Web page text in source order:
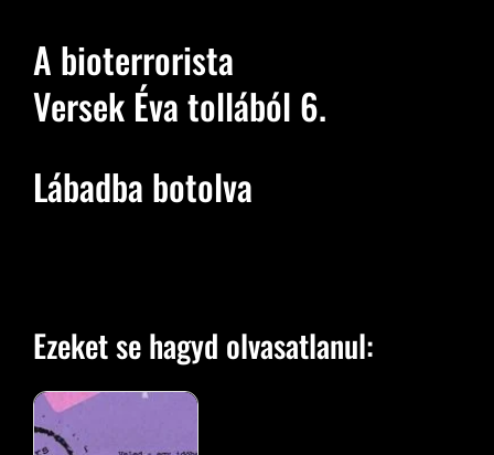
A bioterrorista
Versek Éva tollából 6.
Lábadba botolva
Ezeket se hagyd olvasatlanul: